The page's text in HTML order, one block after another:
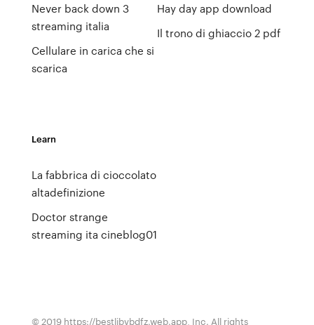
Never back down 3
streaming italia
Cellulare in carica che si
scarica
Hay day app download
Il trono di ghiaccio 2 pdf
Learn
La fabbrica di cioccolato
altadefinizione
Doctor strange
streaming ita cineblog01
© 2019 https://bestlibvbdfz.web.app, Inc. All rights